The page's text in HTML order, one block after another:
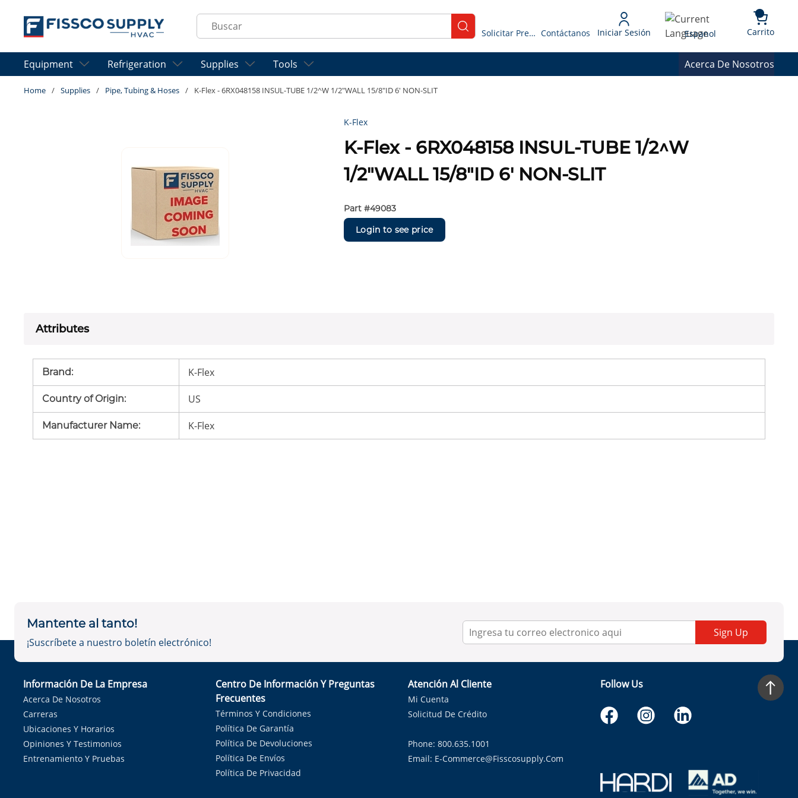
Skip to main content
Site Search
submit search
Solicitar Presupuesto Contáctanos Iniciar Sesión Language
Espanol Carrito{0}
Equipment Refrigeration Supplies Tools Acerca De Nosotros
Home / Supplies / Pipe, Tubing & Hoses / K-Flex - 6RX048158 INSUL-TUBE 1/2^W 1/2"WALL 15/8"ID 6' NON-SLIT
K-Flex
K-Flex - 6RX048158 INSUL-TUBE 1/2^W
1/2"WALL 15/8"ID 6' NON-SLIT
Part #49083
Login to see price
Attributes
Brand: K-Flex
Country of Origin: US
Manufacturer Name: K-Flex
Mantente al tanto!
¡Suscríbete a nuestro boletín electrónico!
Sign Up
Información De La Empresa
Acerca De Nosotros
Carreras
Ubicaciones Y Horarios
Opiniones Y Testimonios
Entrenamiento Y Pruebas
Centro De Información Y Preguntas
Frecuentes
Términos Y Condiciones
Política De Garantía
Política De Devoluciones
Política De Envíos
Política De Privacidad
Atención Al Cliente
Mi Cuenta
Solicitud De Crédito
Phone: 800.635.1001
Email: E-Commerce@fisscosupply.com
Follow Us